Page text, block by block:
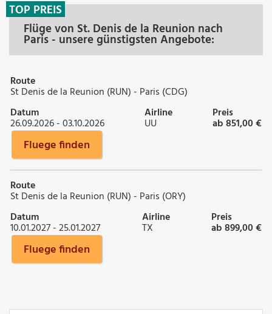
Flüge von St. Denis de la Reunion nach
Paris - unsere günstigsten Angebote:
TOP PREIS
Route
St Denis de la Reunion (RUN) - Paris (CDG)
Datum
26.09.2026 - 03.10.2026
Airline
UU
Preis
ab 851,00 €
Fluege finden
Route
St Denis de la Reunion (RUN) - Paris (ORY)
Datum
10.01.2027 - 25.01.2027
Airline
TX
Preis
ab 899,00 €
Fluege finden